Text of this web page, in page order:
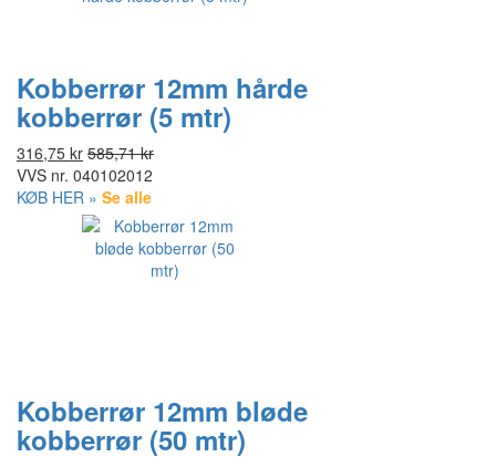
Kobberrør 12mm hårde
kobberrør (5 mtr)
316,75 kr 585,71 kr
VVS nr. 040102012
KØB HER » Se alle
Kobberrør 12mm bløde
kobberrør (50 mtr)